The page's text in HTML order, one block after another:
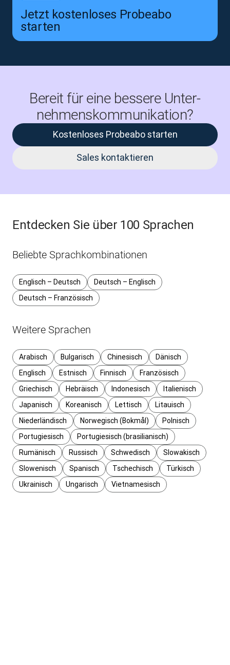
Jetzt kostenloses Probeabo
starten
Bereit für eine bessere Unter­
nehmens­kommu­nikation?
Kostenloses Probeabo starten
Sales kontaktieren
Entdecken Sie über 100 Sprachen
Beliebte Sprachkombinationen
Englisch – Deutsch
Deutsch – Englisch
Deutsch – Französisch
Weitere Sprachen
Arabisch Bulgarisch Chinesisch
Dänisch
Englisch
Estnisch Finnisch
Französisch
Griechisch
Hebräisch Indonesisch
Italienisch
Japanisch
Koreanisch Lettisch
Litauisch
Niederländisch
Norwegisch (Bokmål)
Polnisch
Portugiesisch
Portugiesisch (brasilianisch)
Rumänisch
Russisch Schwedisch
Slowakisch
Slowenisch
Spanisch Tschechisch
Türkisch
Ukrainisch
Ungarisch Vietnamesisch